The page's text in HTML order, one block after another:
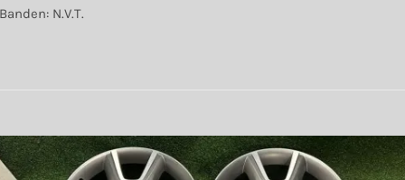
Banden: N.V.T.